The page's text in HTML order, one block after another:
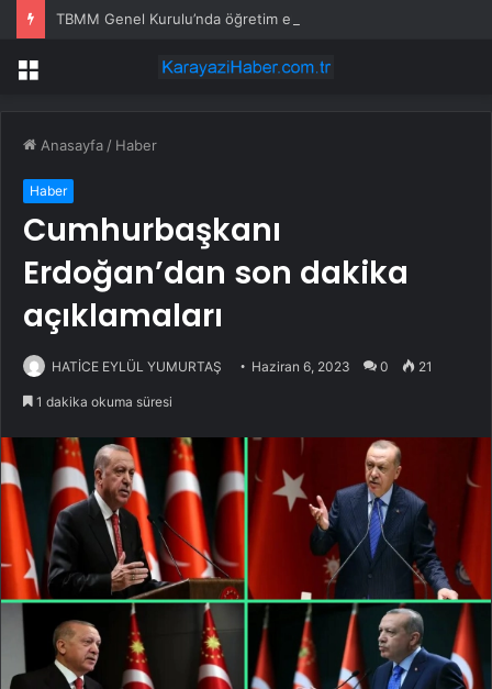
Menü
Anasayfa / Haber
Haber
Cumhurbaşkanı
Erdoğan’dan son dakika
açıklamaları
HATİCE EYLÜL YUMURTAŞ Haziran 6, 2023 0 21
1 dakika okuma süresi